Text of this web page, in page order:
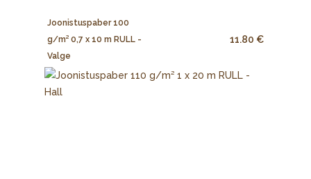
Joonistuspaber 100
g/m² 0,7 x 10 m RULL -
Valge
11.80 €